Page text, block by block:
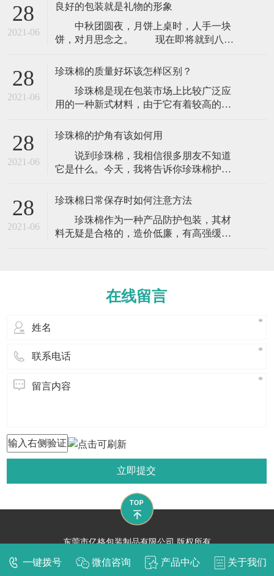
28
2021-06
良好的包装就是礼物的形象
中秋团圆夜，月饼上桌时，人手一块
饼，对月思念之。 现在即将就到八月
相信是相当多，但是在送礼的时候你要相
当注意，使用包装材料的时候那么你一定
要注意了，这些东西可是你要送给亲戚朋
友或者是你的领导上司，那么你就不能够
程与未
28
2021-06
珍珠棉的质量好坏该怎样区别？
珍珠棉是现在包装市场上比较广泛应
用的一种新式材料，由于它有着较高的防
们所热捧，逐步变成现在比较主流的包装
大，许多厂家为了能取得更多的利益赢
利，从而才去不同的措施获取更多的收
外行的客户不懂的话
28
2021-06
珍珠棉的护角有该如何用
说到珍珠棉，我相信很多朋友不知道
它是什么。今天，我将告诉你珍珠棉护角
来看看。 珍珠棉护角可以在货物运输
果，是防震包装的理想产品。广泛应用于
电子电器、仪器仪表、计算机、音响、医
28
2021-06
珍珠棉日常保存时如何注意方法
珍珠棉作为一种产品防护包装，其材
料无疑是合格的，造价低廉，有高强缓
易碎、变形、回复性差的缺点。那么它在
日常保存时需要注意的事项有哪些？
在线留言
立即提交
东莞市亿格包装制品有限公司 版权所有
东莞网站建设​
一键拨号 微信咨询 产品中心 关于我们